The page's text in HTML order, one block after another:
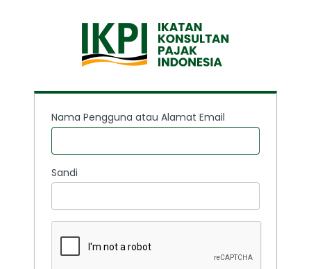
Nama Pengguna atau Alamat Email
Sandi